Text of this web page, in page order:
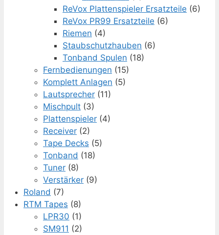
ReVox Plattenspieler Ersatzteile (6)
ReVox PR99 Ersatzteile (6)
Riemen (4)
Staubschutzhauben (6)
Tonband Spulen (18)
Fernbedienungen (15)
Komplett Anlagen (5)
Lautsprecher (11)
Mischpult (3)
Plattenspieler (4)
Receiver (2)
Tape Decks (5)
Tonband (18)
Tuner (8)
Verstärker (9)
Roland (7)
RTM Tapes (8)
LPR30 (1)
SM911 (2)